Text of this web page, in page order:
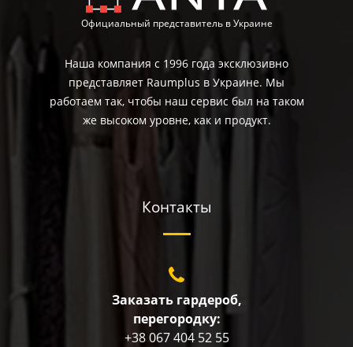
Официальный представитель в Украине
Наша компания с 1996 года эксклюзивно
представляет Raumplus в Украине. Мы
работаем так, чтобы наш сервис был на таком
же высоком уровне, как и продукт.
Контакты
Заказать гардероб,
перегородку:
+38 067 404 52 55